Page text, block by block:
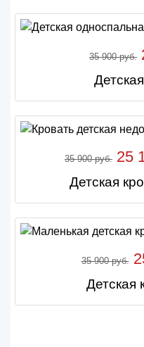
35 900 руб.
35 900 руб. 25
Детская
35 900 руб.
Детская